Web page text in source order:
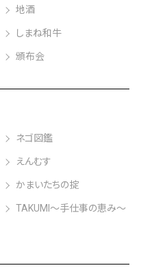
地酒
しまね和牛
頒布会
ネゴ図鑑
えんむす
かまいたちの掟
TAKUMI～手仕事の恵み～